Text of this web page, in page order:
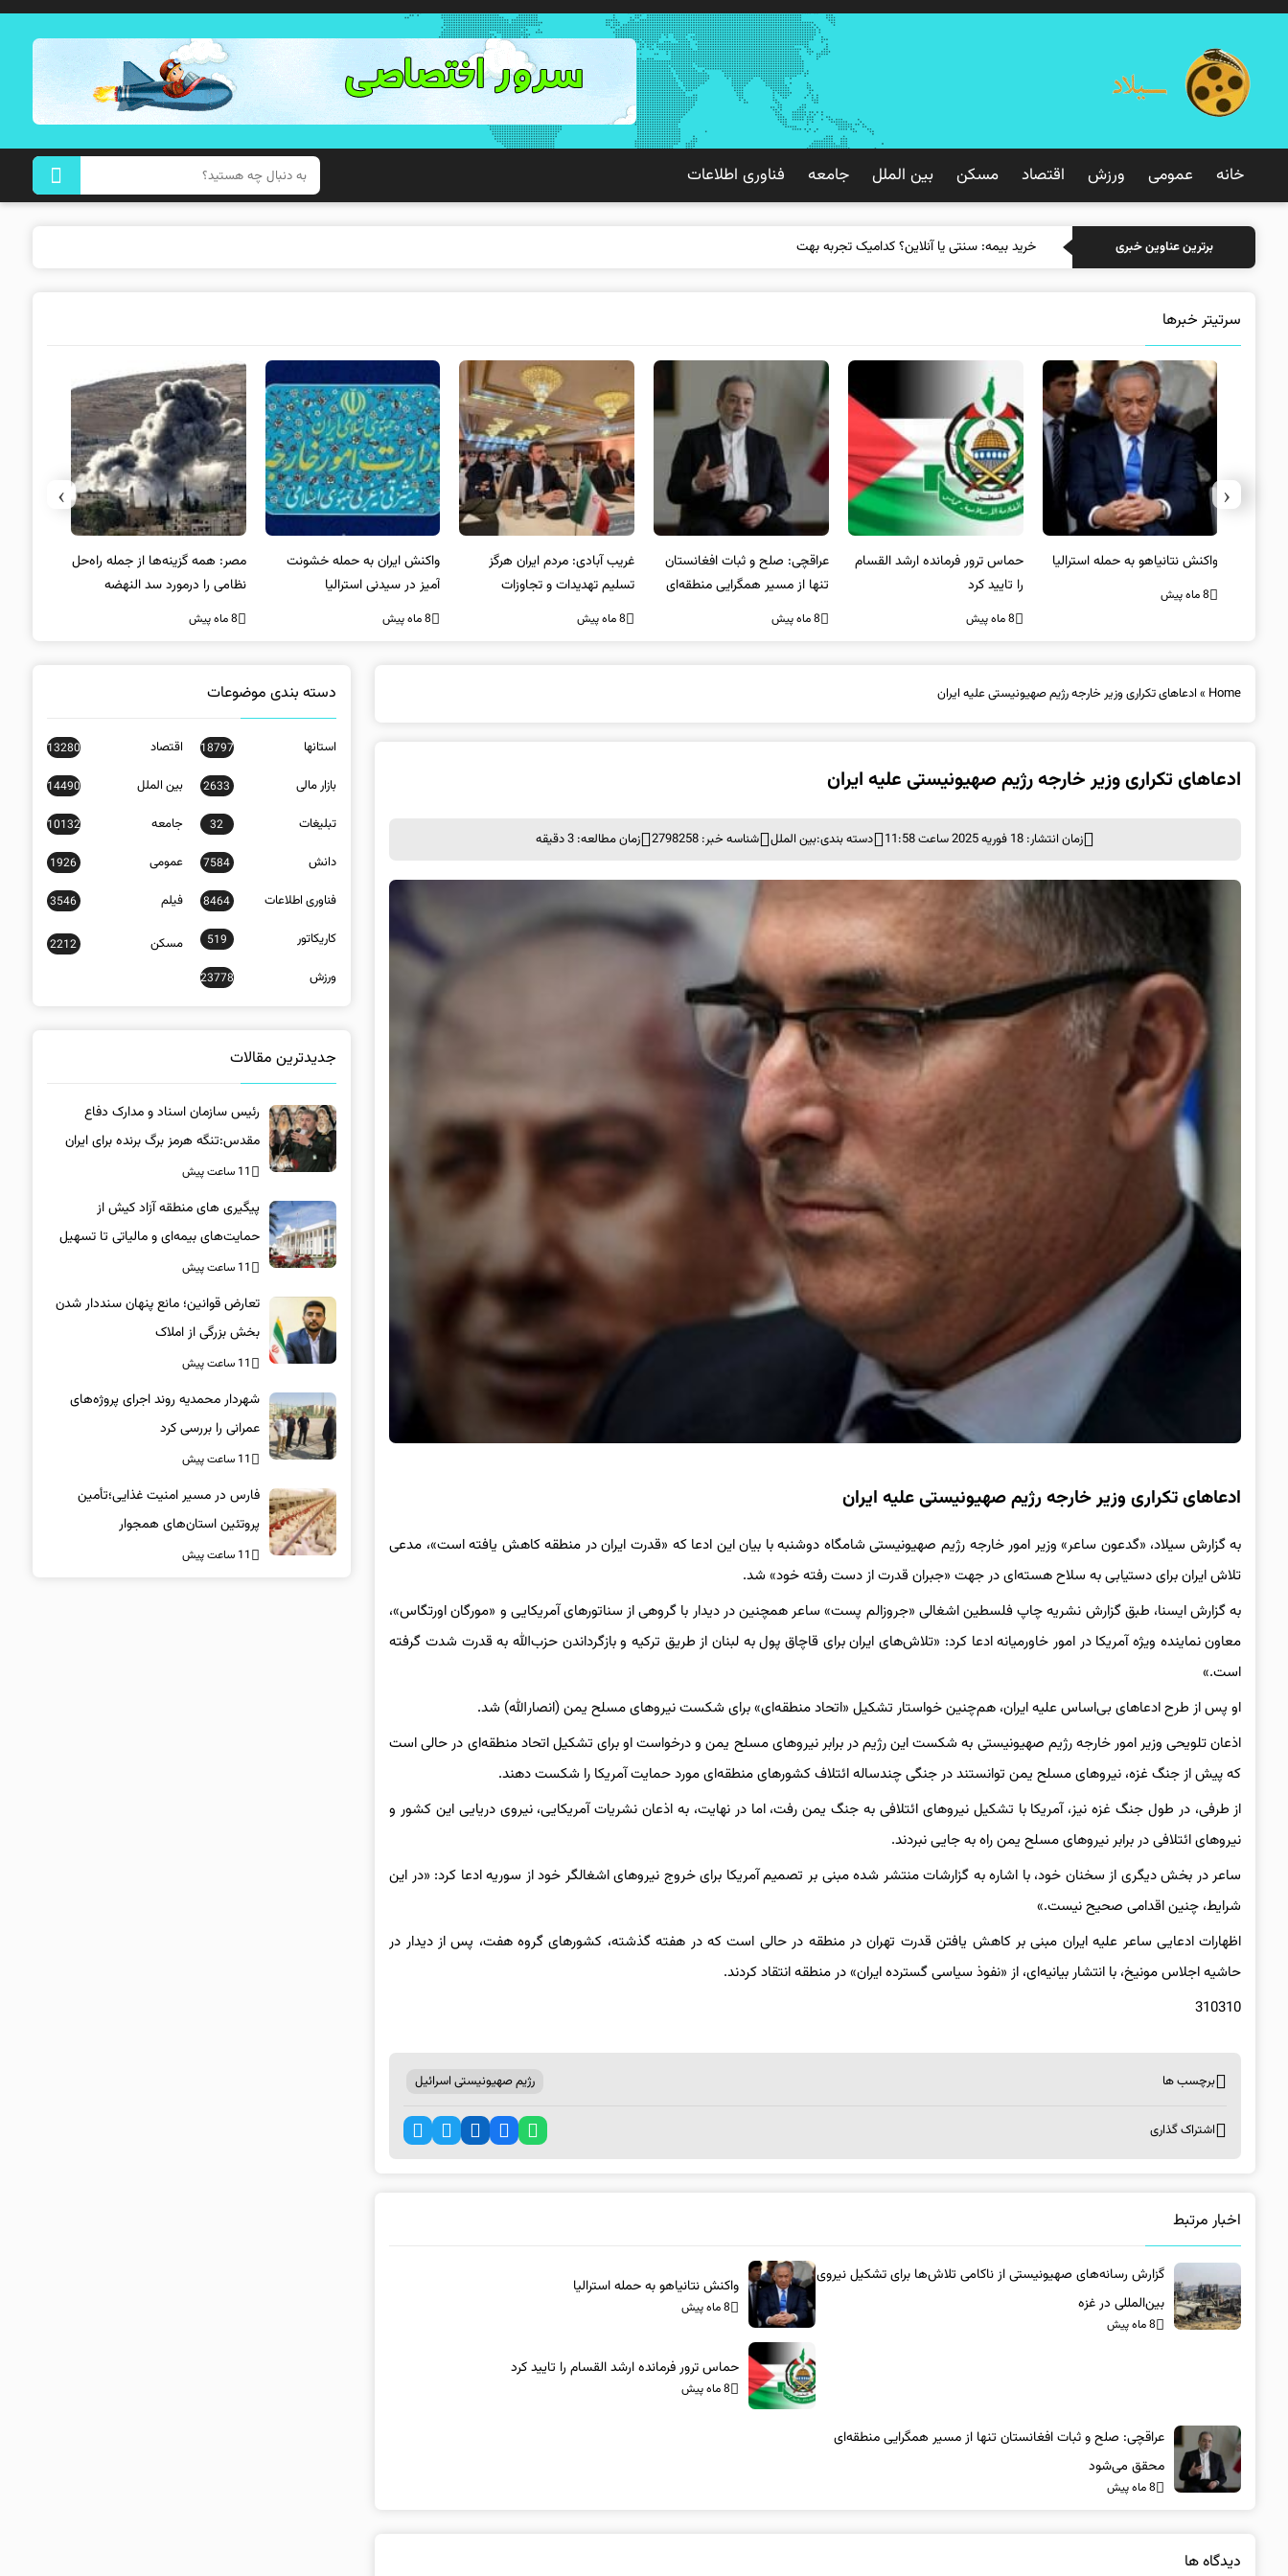
خانه عمومی ورزش اقتصاد مسکن بین الملل جامعه فناوری اطلاعات
برترین عناوین خبری خرید بیمه: سنتی یا آنلاین؟ کدامیک تجربه بهتری برای مشتریان ایجاد
سرتیتر خبرها
واکنش نتانیاهو به حمله استرالیا
8 ماه پیش
حماس ترور فرمانده ارشد القسام
را تایید کرد
8 ماه پیش
عراقچی: صلح و ثبات افغانستان
تنها از مسیر همگرایی منطقه‌ای
محقق می‌شود
8 ماه پیش
غریب آبادی: مردم ایران هرگز
تسلیم تهدیدات و تجاوزات
نخواهند شد و متحد و منسجم
8 ماه پیش
واکنش ایران به حمله خشونت
آمیز در سیدنی استرالیا
8 ماه پیش
مصر: همه گزینه‌ها از جمله راه‌حل
نظامی را درمورد سد النهضه
بررسی می‌کنیم
8 ماه پیش
‹
›
Home
» ادعاهای تکراری وزیر خارجه رژیم صهیونیستی علیه ایران
ادعاهای تکراری وزیر خارجه رژیم صهیونیستی علیه ایران
زمان انتشار: 18 فوریه 2025 ساعت 11:58 دسته بندی:بین الملل شناسه خبر: 2798258 زمان مطالعه: 3 دقیقه
ادعاهای تکراری وزیر خارجه رژیم صهیونیستی علیه ایران
به گزارش سیلاد، «گدعون ساعر» وزیر امور خارجه رژیم صهیونیستی شامگاه دوشنبه با بیان این ادعا که «قدرت ایران در منطقه کاهش یافته است»، مدعی
تلاش ایران برای دستیابی به سلاح هسته‌ای در جهت «جبران قدرت از دست رفته خود» شد.
به گزارش ایسنا، طبق گزارش نشریه چاپ فلسطین اشغالی «جروزالم پست» ساعر همچنین در دیدار با گروهی از سناتورهای آمریکایی و «مورگان اورتگاس»،
معاون نماینده ویژه آمریکا در امور خاورمیانه ادعا کرد: «تلاش‌های ایران برای قاچاق پول به لبنان از طریق ترکیه و بازگرداندن حزب‌الله به قدرت شدت گرفته
است.»
او پس از طرح ادعاهای بی‌اساس علیه ایران، هم‌چنین خواستار تشکیل «اتحاد منطقه‌ای» برای شکست نیروهای مسلح یمن (انصارالله) شد.
اذعان تلویحی وزیر امور خارجه رژیم صهیونیستی به شکست این رژیم در برابر نیروهای مسلح یمن و درخواست او برای تشکیل اتحاد منطقه‌ای در حالی است
که پیش از جنگ غزه، نیروهای مسلح یمن توانستند در جنگی چندساله ائتلاف کشورهای منطقه‌ای مورد حمایت آمریکا را شکست دهند.
از طرفی، در طول جنگ غزه نیز، آمریکا با تشکیل نیروهای ائتلافی به جنگ یمن رفت، اما در نهایت، به اذعان نشریات آمریکایی، نیروی دریایی این کشور و
نیروهای ائتلافی در برابر نیروهای مسلح یمن راه به جایی نبردند.
ساعر در بخش دیگری از سخنان خود، با اشاره به گزارشات منتشر شده مبنی بر تصمیم آمریکا برای خروج نیروهای اشغالگر خود از سوریه ادعا کرد: «در این
شرایط، چنین اقدامی صحیح نیست.»
اظهارات ادعایی ساعر علیه ایران مبنی بر کاهش یافتن قدرت تهران در منطقه در حالی است که در هفته گذشته، کشورهای گروه هفت، پس از دیدار در
حاشیه اجلاس مونیخ، با انتشار بیانیه‌ای، از «نفوذ سیاسی گسترده ایران» در منطقه انتقاد کردند.
310310
برچسب ها رژیم صهیونیستی اسرائیل
اشتراک گذاری
اخبار مرتبط
گزارش رسانه‌های صهیونیستی از ناکامی تلاش‌ها برای تشکیل نیروی
بین‌المللی در غزه
8 ماه پیش
واکنش نتانیاهو به حمله استرالیا
8 ماه پیش
حماس ترور فرمانده ارشد القسام را تایید کرد
8 ماه پیش
عراقچی: صلح و ثبات افغانستان تنها از مسیر همگرایی منطقه‌ای
محقق می‌شود
8 ماه پیش
دیدگاه ها
دسته بندی موضوعات
استانها 18797 اقتصاد 13280
بازار مالی 2633 بین الملل 14490
تبلیغات 32 جامعه 10132
دانش 7584 عمومی 1926
فناوری اطلاعات 8464 فیلم 3546
کاریکاتور 519 مسکن 2212
ورزش 23778
جدیدترین مقالات
رئیس سازمان اسناد و مدارک دفاع
مقدس:تنگه هرمز برگ برنده برای ایران
است
11 ساعت پیش
پیگیری های منطقه آزاد کیش از
حمایت‌های بیمه‌ای و مالیاتی تا تسهیل
خروج کالا
11 ساعت پیش
تعارض قوانین؛ مانع پنهان سنددار شدن
بخش بزرگی از املاک
11 ساعت پیش
شهردار محمدیه روند اجرای پروژه‌های
عمرانی را بررسی کرد
11 ساعت پیش
فارس در مسیر امنیت غذایی؛تأمین‌
پروتئین استان‌های همجوار
11 ساعت پیش